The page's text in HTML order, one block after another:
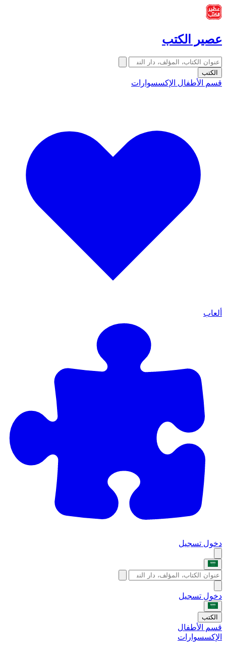
عصير الكتب
الكتب
قسم الأطفال الإكسسوارات
ألعاب
دخول تسجيل
دخول تسجيل
الكتب
قسم الأطفال
الإكسسوارات